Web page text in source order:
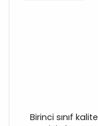
Birinci sınıf